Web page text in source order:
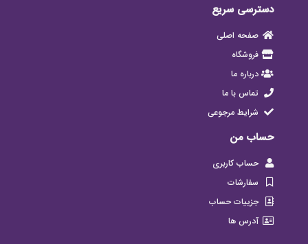
دسترسی سریع
صفحه اصلی
فروشگاه
درباره ما
تماس با ما
شرایط مرجوعی
حساب من
حساب کاربری
سفارشات
جزییات حساب
آدرس ها